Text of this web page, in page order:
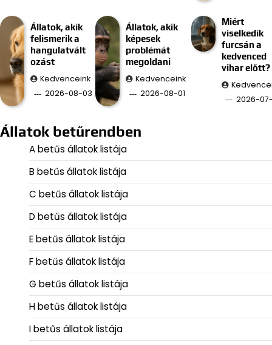
Állatok, akik
felismerik a
hangulatvált
ozást
Kedvenceink
2026-08-03
Állatok, akik
képesek
problémát
megoldani
Kedvenceink
2026-08-01
Miért
viselkedik
furcsán a
kedvenced
vihar előtt?
2026-
Állatok betűrendben
A betűs állatok listája
B betűs állatok listája
C betűs állatok listája
D betűs állatok listája
E betűs állatok listája
F betűs állatok listája
G betűs állatok listája
H betűs állatok listája
I betűs állatok listája